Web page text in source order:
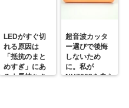
LEDがすぐ切
れる原因は
「抵抗のまと
めすぎ」にあ
る｜長持ちさ
超音波カッタ
ー選びで後悔
しないため
に。私が
NH7603を自ら